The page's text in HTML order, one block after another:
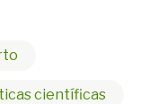
científicas